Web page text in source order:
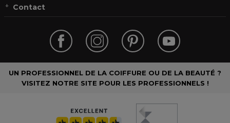
Contact
UN PROFESSIONNEL DE LA COIFFURE OU DE LA BEAUTÉ ?
VISITEZ NOTRE SITE POUR LES PROFESSIONNELS !